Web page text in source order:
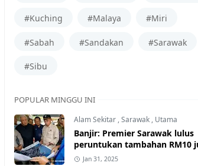
#Kuching #Malaya #Miri
#Sabah #Sandakan #Sarawak
#Sibu
POPULAR MINGGU INI
Alam Sekitar ,Sarawak , Utama
Banjir: Premier Sarawak lulus
peruntukan tambahan RM10
Jan 31, 2025